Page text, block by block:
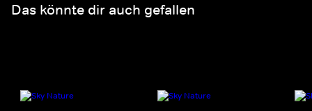
Das könnte dir auch gefallen